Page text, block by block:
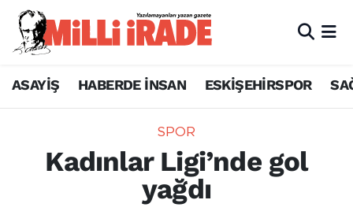
ASAYİŞ HABERDE İNSAN ESKİŞEHİRSPOR
SPOR
Kadınlar Ligi’nde gol
yağdı